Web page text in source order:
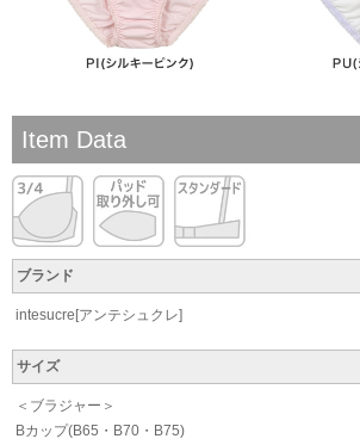
Item Data
ブランド
intesucre[アンテシュクレ]
サイズ
＜ブラジャー＞
Bカップ(B65・B70・B75)